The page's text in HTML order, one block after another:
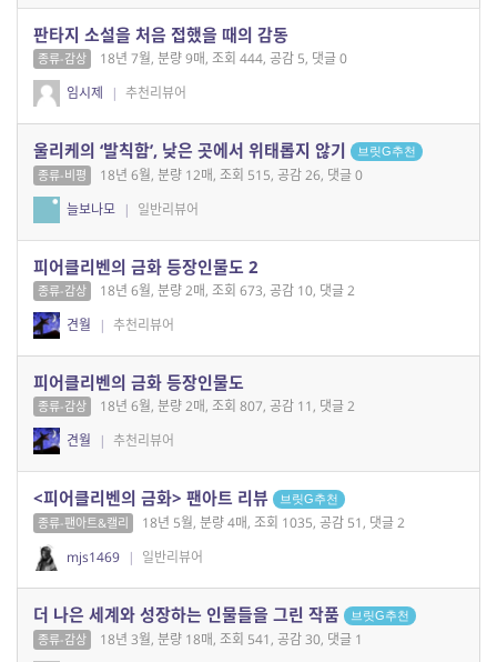
판타지 소설을 처음 접했을 때의 감동
종류-감상
18년 7월, 분량 9매, 조회 444, 공감 5, 댓글 0
임시제
| 추천리뷰어
울리케의 ‘발칙함’, 낮은 곳에서 위태롭지 않기 브릿G추천
종류-비평
18년 6월, 분량 12매, 조회 515, 공감 26, 댓글 0
늘보나모 | 일반리뷰어
피어클리벤의 금화 등장인물도 2
종류-감상
18년 6월, 분량 2매, 조회 673, 공감 10, 댓글 2
견월
| 추천리뷰어
피어클리벤의 금화 등장인물도
종류-감상
18년 6월, 분량 2매, 조회 807, 공감 11, 댓글 2
견월
| 추천리뷰어
<피어클리벤의 금화> 팬아트 리뷰 브릿G추천
종류-팬아트&캘리
18년 5월, 분량 4매, 조회 1035, 공감 51, 댓글 2
mjs1469 | 일반리뷰어
더 나은 세계와 성장하는 인물들을 그린 작품 브릿G추천
종류-감상
18년 3월, 분량 18매, 조회 541, 공감 30, 댓글 1